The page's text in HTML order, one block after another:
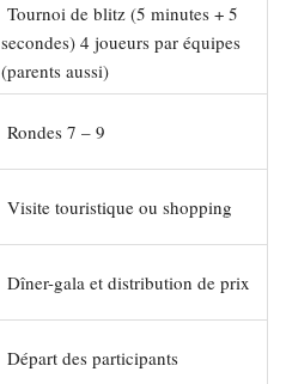
Tournoi de blitz (5 minutes + 5
secondes) 4 joueurs par équipes
(parents aussi)
Rondes 7 – 9
Visite touristique ou shopping
Dîner-gala et distribution de prix
Départ des participants